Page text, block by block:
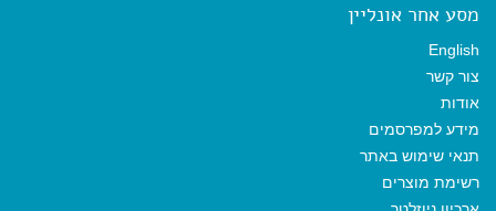
מסע אחר אונליין
English
צור קשר
אודות
מידע למפרסמים
תנאי שימוש באתר
רשימת מוצרים